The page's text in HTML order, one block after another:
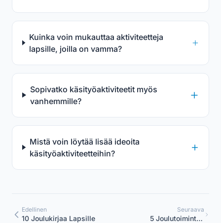
Kuinka voin mukauttaa aktiviteetteja
lapsille, joilla on vamma?
Sopivatko käsityöaktiviteetit myös
vanhemmille?
Mistä voin löytää lisää ideoita
käsityöaktiviteetteihin?
Edellinen
10 Joulukirjaa Lapsille
Seuraava
5 Joulutoimintaa